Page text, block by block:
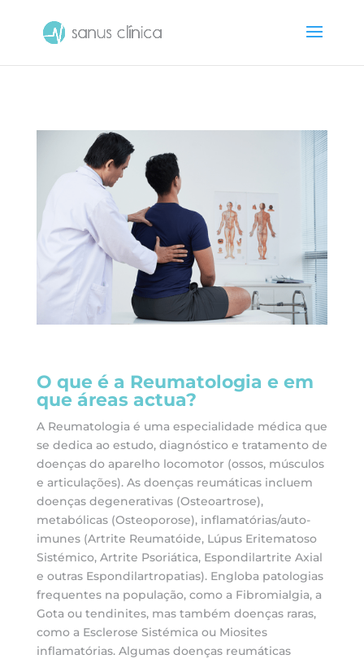
O que é a Reumatologia e em
que áreas actua?
A Reumatologia é uma especialidade médica que
se dedica ao estudo, diagnóstico e tratamento de
doenças do aparelho locomotor (ossos, músculos
e articulações). As doenças reumáticas incluem
doenças degenerativas (Osteoartrose),
metabólicas (Osteoporose), inflamatórias/auto-
imunes (Artrite Reumatóide, Lúpus Eritematoso
Sistémico, Artrite Psoriática, Espondilartrite Axial
e outras Espondilartropatias). Engloba patologias
frequentes na população, como a Fibromialgia, a
Gota ou tendinites, mas também doenças raras,
como a Esclerose Sistémica ou Miosites
inflamatórias. Algumas doenças reumáticas